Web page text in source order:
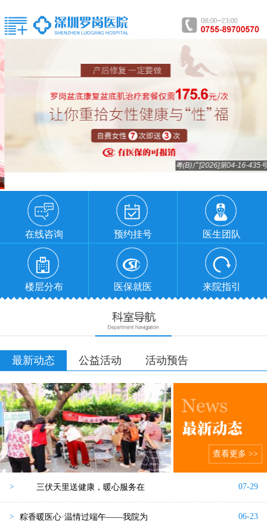
粤(B)广[2026]第04-16-435号
在线咨询 预约挂号 医生团队
楼层分布 医保就医 来院指引
最新动态 公益活动 活动预告
查看更多 >>
> 三伏天里送健康，暖心服务在 07-29
> 粽香暖医心·温情过端午——我院为 06-23